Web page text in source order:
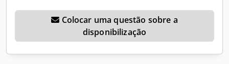
disponibilização